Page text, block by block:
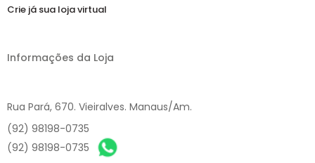
Crie já sua loja virtual
Informações da Loja
Rua Pará, 670. Vieiralves. Manaus/Am.
(92) 98198-0735
(92) 98198-0735